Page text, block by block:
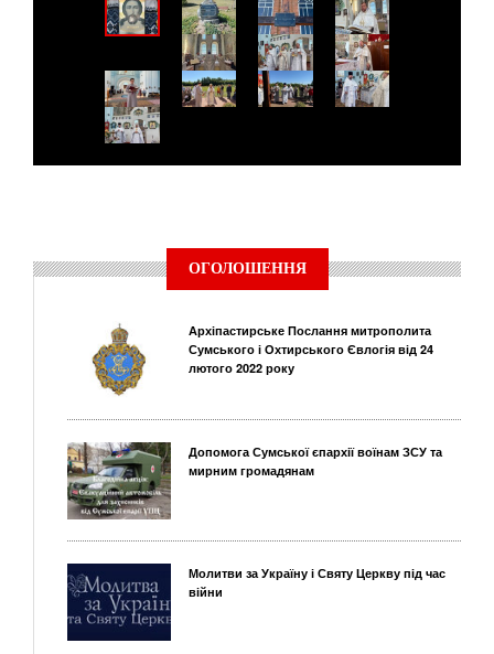
ОГОЛОШЕННЯ
Архіпастирське Послання митрополита
Сумського і Охтирського Євлогія від 24
лютого 2022 року
Допомога Сумської єпархії воїнам ЗСУ та
мирним громадянам
Молитви за Україну і Святу Церкву під час
війни